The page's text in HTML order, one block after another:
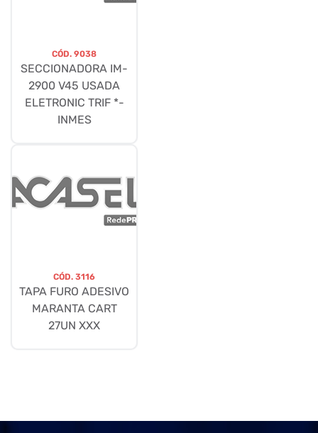
CÓD. 9038
SECCIONADORA IM-
2900 V45 USADA
ELETRONIC TRIF *-
INMES
CÓD. 3116
TAPA FURO ADESIVO
MARANTA CART
27UN XXX